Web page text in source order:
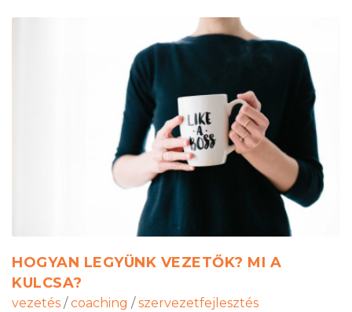
HOGYAN LEGYÜNK VEZETŐK? MI A
KULCSA?
vezetés / coaching / szervezetfejlesztés